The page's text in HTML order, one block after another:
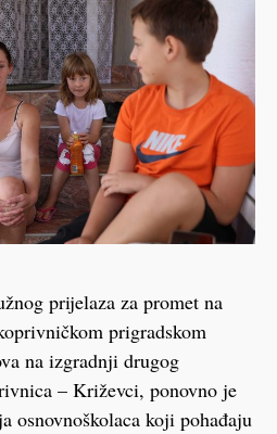
prijelaza za promet na
prigradskom
na izgradnji drugog
– Križevci, ponovno je
osnovnoškolaca koji pohađaju